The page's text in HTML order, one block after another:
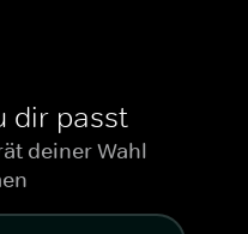
dir passt
deiner Wahl